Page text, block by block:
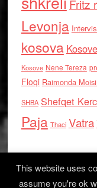
Fritz
Levonja
kosova Kosove
Kosove Nene Tereza
Floqi Raimonda
SHBA Shefqet
Paja Thaci Vatra
This website uses
assume you're ok